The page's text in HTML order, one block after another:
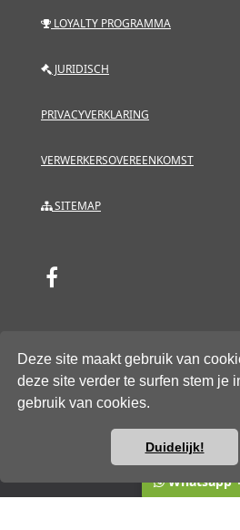
Deze site maakt gebruik van
deze site verder te surfen stem je
gebruik van cookies.
Duidelijk!
LOYALTY PROGRAMMA
JURIDISCH
PRIVACYVERKLARING
VERWERKERSOVEREENKOMST
SITEMAP
NH Group Europe B.V. •
Nederland • KvK 76534014 • BTW/VAT
+31-6-2553-6395
Vragen of
Whatsapp